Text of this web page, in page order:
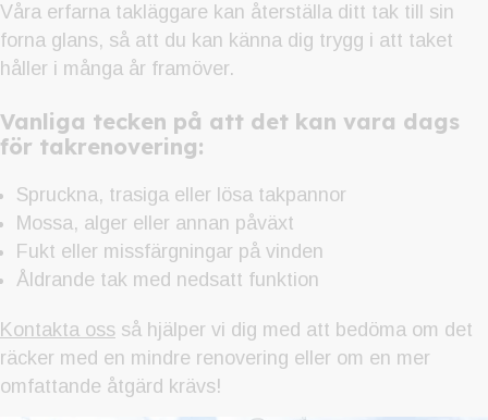
Våra erfarna takläggare kan återställa ditt tak till sin
forna glans, så att du kan känna dig trygg i att taket
håller i många år framöver.
Vanliga tecken på att det kan vara dags
för takrenovering:
Spruckna, trasiga eller lösa takpannor
Mossa, alger eller annan påväxt
Fukt eller missfärgningar på vinden
Åldrande tak med nedsatt funktion
Kontakta oss så hjälper vi dig med att bedöma om det
räcker med en mindre renovering eller om en mer
omfattande åtgärd krävs!